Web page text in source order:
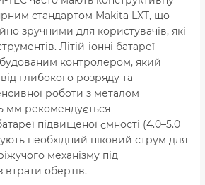
стандартом Makita LXT, що
зручними для користувачів, які
Літій-іонні батареї
контролером, який
глибокого розряду та
роботи з металом
мм рекомендується
підвищеної ємності (4.0–5.0
необхідний піковий струм для
механізму під
обертів.